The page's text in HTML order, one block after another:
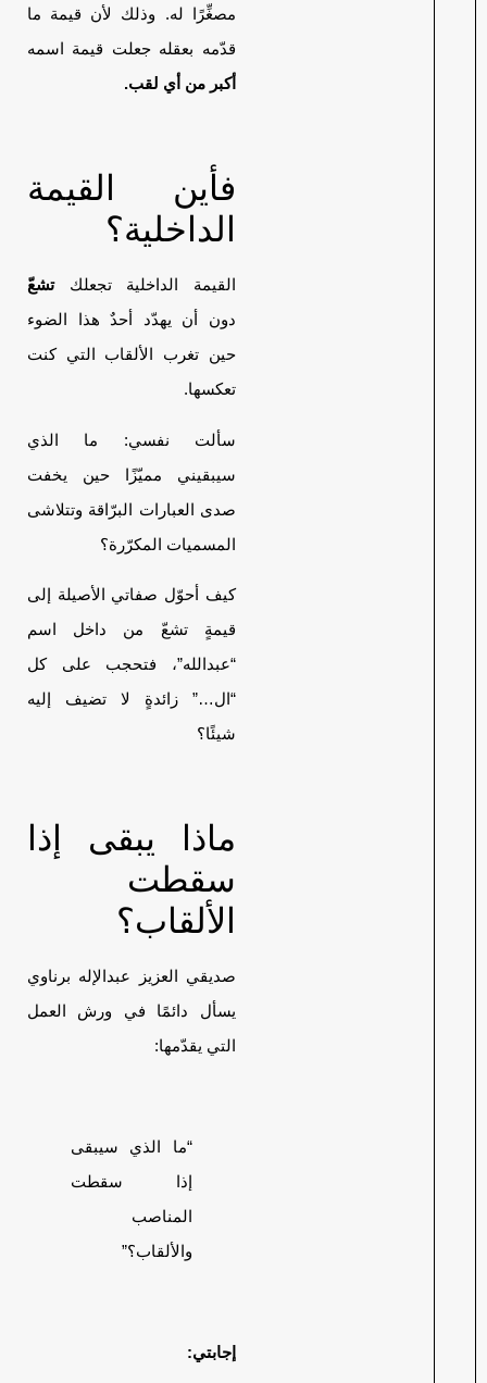
مصغِّرًا له. وذلك لأن قيمة ما
قدّمه بعقله جعلت قيمة اسمه
أكبر من أي لقب.
فأين القيمة
الداخلية؟
القيمة الداخلية تجعلكتشعّ
دون أن يهدّد أحدٌ هذا الضوء
حين تغرب الألقاب التي كنت
تعكسها.
سألت نفسي: ما الذي
سيبقيني مميّزًا حين يخفت
صدى العبارات البرّاقة وتتلاشى
المسميات المكرّرة؟
كيف أحوّل صفاتي الأصيلة إلى
قيمةٍ تشعّ من داخل اسم
“عبدالله”، فتحجب على كل
“ال…” زائدةٍ لا تضيف إليه
شيئًا؟
ماذا يبقى إذا
سقطت
الألقاب؟
صديقي العزيز عبدالإله برناوي
يسأل دائمًا في ورش العمل
التي يقدّمها:
“ما الذي سيبقى
إذا سقطت
المناصب
والألقاب؟”
إجابتي: